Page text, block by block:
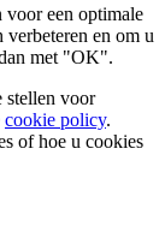
voor een optimale
en om u
met "OK".
stellen voor
cookie policy.
of hoe u cookies